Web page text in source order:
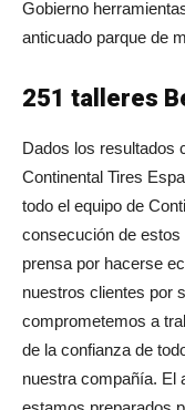
Gobierno
anticuado parque de
251 talleres
Dados los resultados
Continental Tires
todo el equipo de
consecución de estos
prensa por hacerse
nuestros clientes por
comprometemos a
de la confianza de
nuestra compañía. El